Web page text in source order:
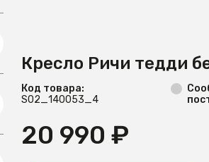
Кресло Ричи тедди
Код товара:
S02_140053_4
20 990 ₽